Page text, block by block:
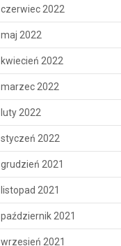
czerwiec 2022
maj 2022
kwiecień 2022
marzec 2022
luty 2022
styczeń 2022
grudzień 2021
listopad 2021
październik 2021
wrzesień 2021